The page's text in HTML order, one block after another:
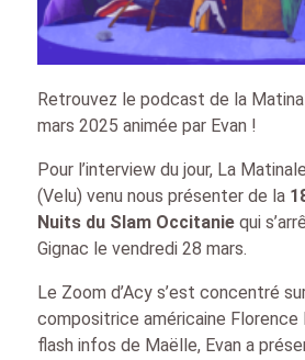
Retrouvez le podcast de la
mars 2025 animée par Evan !
Pour l’interview du jour, La
(Velu) venu nous présenter de la
Nuits du Slam Occitanie qui
Gignac le vendredi 28 mars.
Le Zoom d’Acy s’est concentré
compositrice américaine Florence
flash infos de Maëlle, Evan a